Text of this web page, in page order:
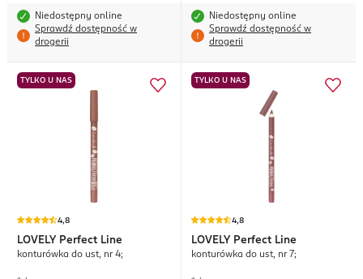
Niedostępny online
Sprawdź dostępność w
drogerii
Niedostępny online
Sprawdź dostępność w
drogerii
TYLKO U NAS
4,8
LOVELY Perfect Line
konturówka do ust, nr 4;
TYLKO U NAS
4,8
LOVELY Perfect Line
konturówka do ust, nr 7;